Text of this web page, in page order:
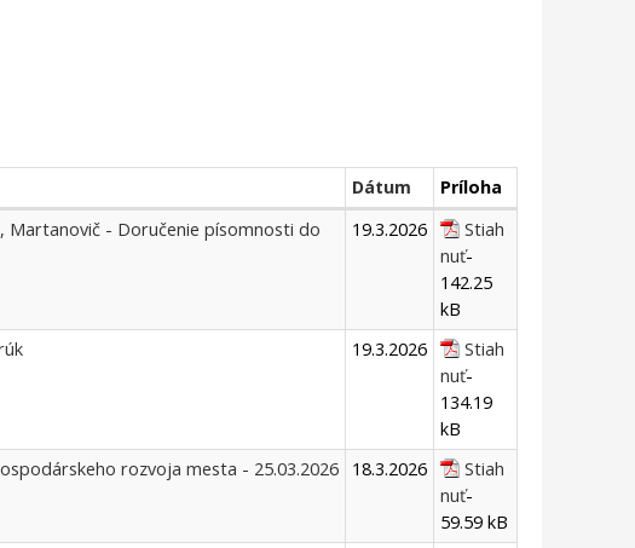
Dátum
Príloha
Martanovič - Doručenie písomnosti do
19.3.2026
Stiah
nuť-
142.25
kB
19.3.2026
Stiah
nuť-
134.19
kB
rozvoja mesta - 25.03.2026
18.3.2026
Stiah
nuť-
59.59 kB